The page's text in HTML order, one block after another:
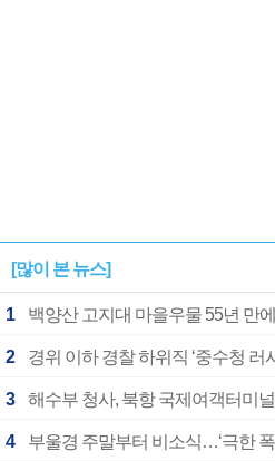
[많이 본 뉴스]
1 백양산 고지대 마을우물 55년 만
2 경위 이하 경찰 하위직 ‘중수청
3 해수부 청사, 북항 국제여객터미
4 부울경 주말부터 비소식…‘극한